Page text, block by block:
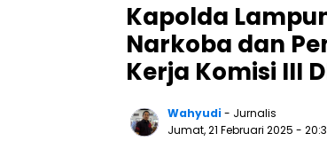
Kapolda
Narkoba dan
Kerja Komisi III
Wahyudi- Jurnalis
Jumat, 21 Februari 2025 -